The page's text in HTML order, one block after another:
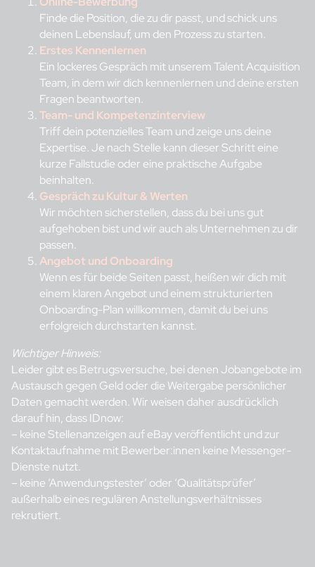
Finde die Position, die zu dir passt, und schick uns
deinen Lebenslauf, um den Prozess zu starten.
Erstes Kennenlernen
Ein lockeres Gespräch mit unserem Talent Acquisition
Team, in dem wir dich kennenlernen und deine ersten
Fragen beantworten.
Team- und Kompetenzinterview
Triff dein potenzielles Team und zeige uns deine
Expertise. Je nach Stelle kann dieser Schritt eine
kurze Fallstudie oder eine praktische Aufgabe
beinhalten.
Gespräch zu Kultur & Werten
Wir möchten sicherstellen, dass du bei uns gut
aufgehoben bist und wir auch als Unternehmen zu dir
passen.
Angebot und Onboarding
Wenn es für beide Seiten passt, heißen wir dich mit
einem klaren Angebot und einem strukturierten
Onboarding-Plan willkommen, damit du bei uns
erfolgreich durchstarten kannst.
Wichtiger Hinweis:
Leider gibt es Betrugsversuche, bei denen Jobangebote im
Austausch gegen Geld oder die Weitergabe persönlicher
Daten gemacht werden. Wir weisen daher ausdrücklich
darauf hin, dass IDnow:
– keine Stellenanzeigen auf eBay veröffentlicht und zur
Kontaktaufnahme mit Bewerber:innen keine Messenger-
Dienste nutzt.
– keine ‘Anwendungstester’ oder ‘Qualitätsprüfer’
außerhalb eines regulären Anstellungsverhältnisses
rekrutiert.